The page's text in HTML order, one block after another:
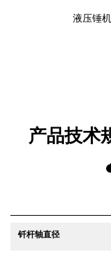
液压锤
产品技术
钎杆轴直径